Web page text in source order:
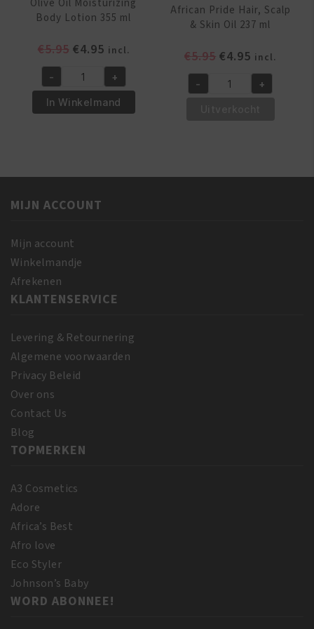
Olive Oil Moisturizing
Body Lotion 355 ml
€5.95 Oorspronkelijke
was:
€5.95.
€4.95Huidige
prijs
is:
€4.95.
incl.
Olive
Oil
Moisturizing
aantal
- +
In Winkelmand
African Pride Hair, Scalp
& Skin Oil 237 ml
€5.95
was:
€4.95 Huidige
prijs
is:
incl.
African
Skin
- +
MIJN ACCOUNT
Mijn account
Winkelmandje
Afrekenen
KLANTENSERVICE
Levering & Retournering
Algemene voorwaarden
Privacy Beleid
Over ons
Contact Us
Blog
TOPMERKEN
A3 Cosmetics
Adore
Africa’s Best
Afro love
Eco Styler
Johnson’s Baby
WORD ABONNEE!